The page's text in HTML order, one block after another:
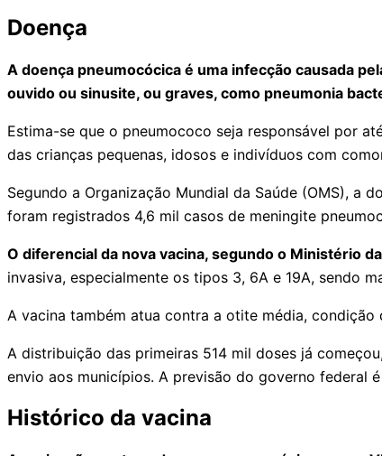
Doença
A doença pneumocócica é uma infecção causada
ouvido ou sinusite, ou graves, como pneumonia
Estima-se que o pneumococo seja responsável por
das crianças pequenas, idosos e indivíduos com
Segundo a Organização Mundial da Saúde (OMS), a
foram registrados 4,6 mil casos de meningite
O diferencial da nova vacina, segundo o Ministério
invasiva, especialmente os tipos 3, 6A e 19A, sendo
A vacina também atua contra a otite média,
A distribuição das primeiras 514 mil doses já
envio aos municípios. A previsão do governo federal
Histórico da vacina